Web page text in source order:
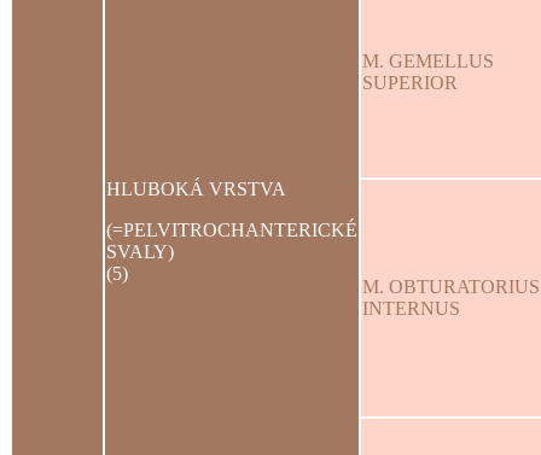
HLUBOKÁ VRSTVA
(=PELVITROCHANTERICKÉ
SVALY)
(5)
M. GEMELLUS
SUPERIOR
M. OBTURATORIUS
INTERNUS